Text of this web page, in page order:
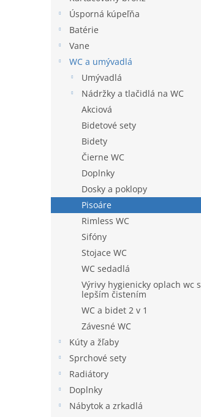
Úsporná kúpeľňa
Batérie
Vane
WC a umývadlá
Umývadlá
Nádržky a tlačidlá na WC
Akciová
Bidetové sety
Bidety
Čierne WC
Doplnky
Dosky a poklopy
Pisoáre
Rimless WC
Sifóny
Stojace WC
WC sedadlá
Výrivy hygienicky oplach wc s
lepším čistením
WC a bidet 2 v 1
Závesné WC
Kúty a žľaby
Sprchové sety
Radiátory
Doplnky
Nábytok a zrkadlá